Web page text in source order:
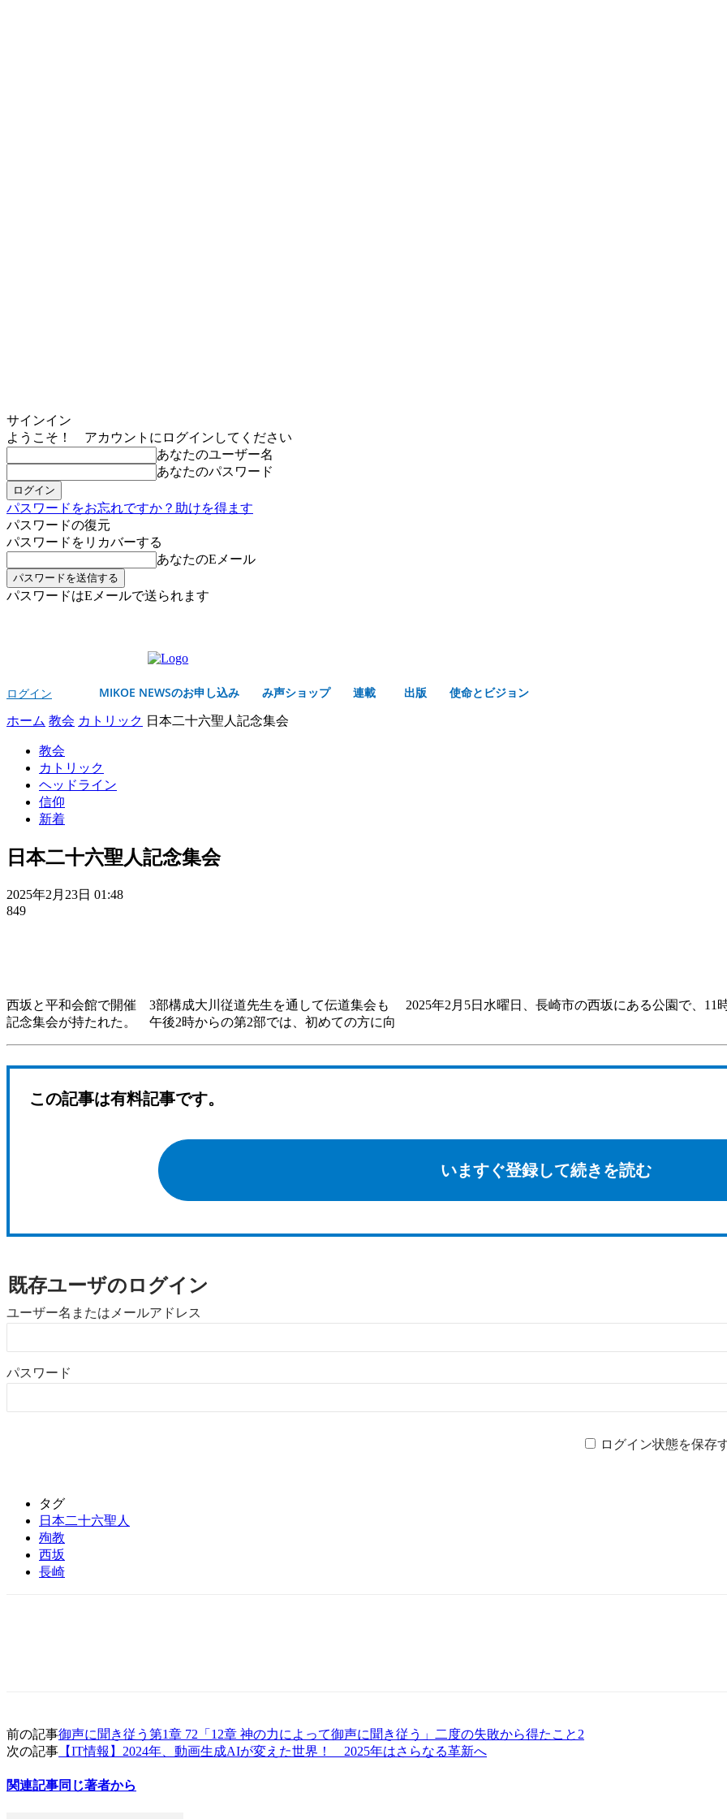
サインイン
ようこそ！ アカウントにログインしてください
あなたのユーザー名
あなたのパスワード
パスワードをお忘れですか？助けを得ます
パスワードの復元
パスワードをリカバーする
あなたのEメール
パスワードはEメールで送られます
ログイン MIKOE NEWSのお申し込み み声ショップ 連載 出版 使命とビジョン
ホーム 教会 カトリック 日本二十六聖人記念集会
教会
カトリック
ヘッドライン
信仰
新着
日本二十六聖人記念集会
2025年2月23日 01:48
849
西坂と平和会館で開催 3部構成大川従道先生を通して伝道集会も 2025年2月5日水曜日、長崎市の西坂にある公園で、11
記念集会が持たれた。 午後2時からの第2部では、初めての方に向
この記事は有料記事です。
いますぐ登録して続きを読む
既存ユーザのログイン
ユーザー名またはメールアドレス
パスワード
ログイン状態を保存
タグ
日本二十六聖人
殉教
西坂
長崎
前の記事御声に聞き従う第1章 72「12章 神の力によって御声に聞き従う」二度の失敗から得たこと2
次の記事 【IT情報】2024年、動画生成AIが変えた世界！ 2025年はさらなる革新へ
関連記事同じ著者から